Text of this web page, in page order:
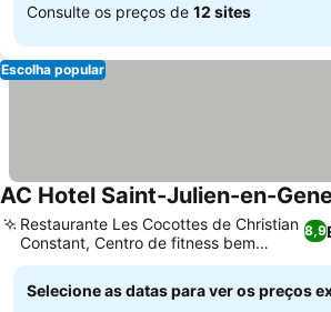
Consulte os preços de 12 sites
Escolha popular
AC Hotel Saint-Julien-en-
8,9
Restaurante Les Cocottes de Christian
Constant, Centro de fitness bem
equipado
Selecione as datas para ver os preços